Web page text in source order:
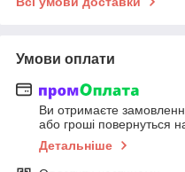
Умови оплати
Ви отримаєте
або гроші повернуться
Детальніше